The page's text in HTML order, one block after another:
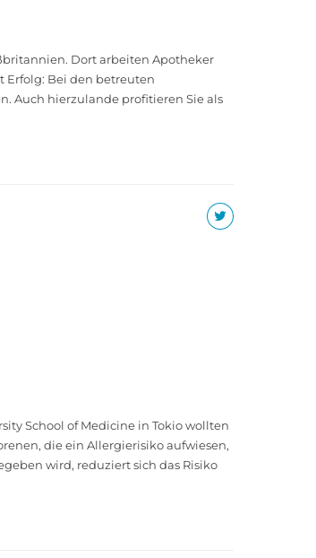
Dort arbeiten Apotheker
Erfolg: Bei den betreuten
Auch hierzulande profitieren Sie als
School of Medicine in Tokio wollten
die ein Allergierisiko aufwiesen,
wird, reduziert sich das Risiko